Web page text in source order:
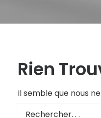
Rien
Il semble que nous